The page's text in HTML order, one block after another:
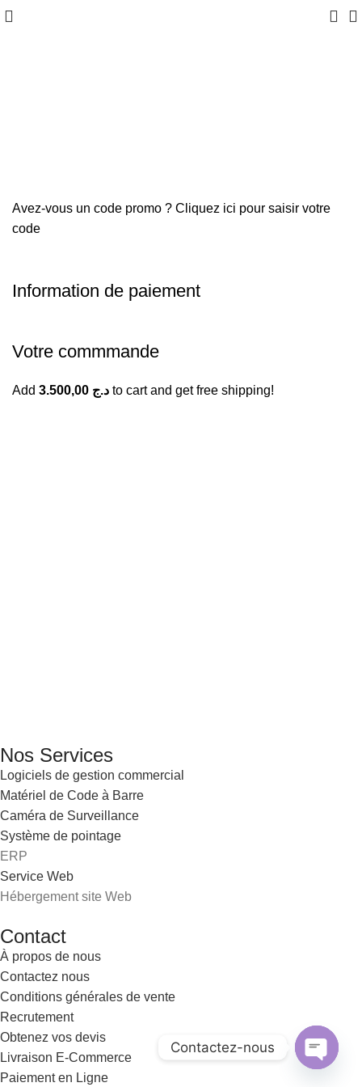
Avez-vous un code promo ? Cliquez ici pour saisir votre
code
Information de paiement
Votre commmande
Add د.ج to cart and get free shipping!
Nos Services
Logiciels de gestion commercial
Matériel de Code à Barre
Caméra de Surveillance
Système de pointage
ERP
Service Web
Hébergement site Web
Contact
À propos de nous
Contactez nous
Conditions générales de vente
Recrutement
Obtenez vos devis
Livraison E-Commerce
Paiement en Ligne
Contactez-nous